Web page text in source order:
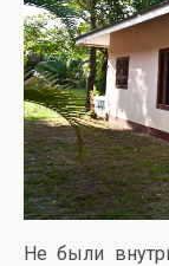
Не были